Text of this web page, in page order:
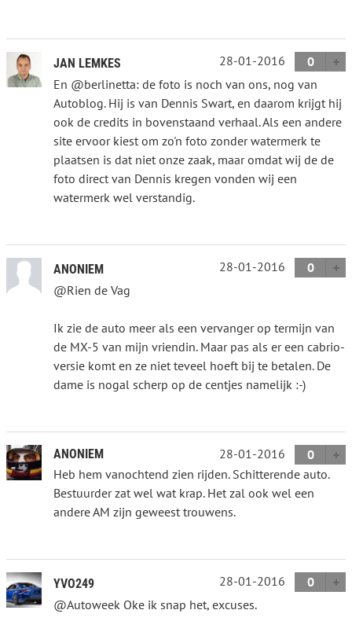
JAN LEMKES 28-01-2016
0
En @berlinetta: de foto is noch van ons, nog van
Autoblog. Hij is van Dennis Swart, en daarom krijgt hij
ook de credits in bovenstaand verhaal. Als een andere
site ervoor kiest om zo'n foto zonder watermerk te
plaatsen is dat niet onze zaak, maar omdat wij de de
foto direct van Dennis kregen vonden wij een
watermerk wel verstandig.
ANONIEM 28-01-2016
0
@Rien de Vag
Ik zie de auto meer als een vervanger op termijn van
de MX-5 van mijn vriendin. Maar pas als er een cabrio-
versie komt en ze niet teveel hoeft bij te betalen. De
dame is nogal scherp op de centjes namelijk :-)
ANONIEM 28-01-2016
0
Heb hem vanochtend zien rijden. Schitterende auto.
Bestuurder zat wel wat krap. Het zal ook wel een
andere AM zijn geweest trouwens.
YVO249 28-01-2016
0
@Autoweek Oke ik snap het, excuses.